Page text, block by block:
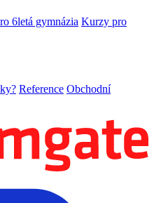
6letá gymnázia Kurzy pro
Reference Obchodní